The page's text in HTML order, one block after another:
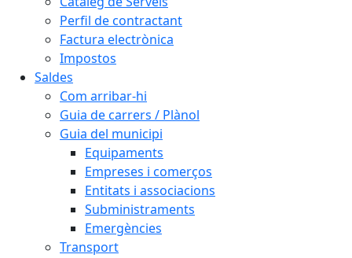
Perfil de contractant
Factura electrònica
Impostos
Saldes
Com arribar-hi
Guia de carrers / Plànol
Guia del municipi
Equipaments
Empreses i comerços
Entitats i associacions
Subministraments
Emergències
Transport